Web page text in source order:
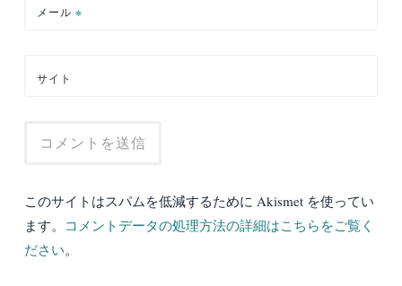
メール ※
サイト
このサイトはスパムを低減するために Akismet を使ってい
ます。 コメントデータの処理方法の詳細はこちらをご覧く
ださい。